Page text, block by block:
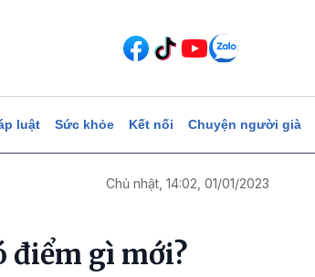
luật Sức khỏe Kết nối Chuyện người già
Chủ nhật, 14:02, 01/01/2023
điểm gì mới?